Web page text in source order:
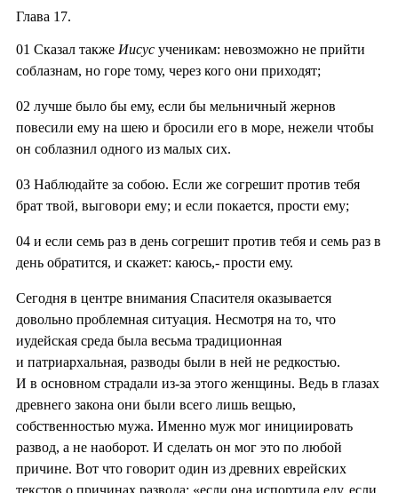
Глава 17.
01 Сказал также Иисус ученикам: невозможно не прийти
соблазнам, но горе тому, через кого они приходят;
02 лучше было бы ему, если бы мельничный жернов
повесили ему на шею и бросили его в море, нежели чтобы
он соблазнил одного из малых сих.
03 Наблюдайте за собою. Если же согрешит против тебя
брат твой, выговори ему; и если покается, прости ему;
04 и если семь раз в день согрешит против тебя и семь раз в
день обратится, и скажет: каюсь,- прости ему.
Сегодня в центре внимания Спасителя оказывается
довольно проблемная ситуация. Несмотря на то, что
иудейская среда была весьма традиционная
и патриархальная, разводы были в ней не редкостью.
И в основном страдали из-за этого женщины. Ведь в глазах
древнего закона они были всего лишь вещью,
собственностью мужа. Именно муж мог инициировать
развод, а не наоборот. И сделать он мог это по любой
причине. Вот что говорит один из древних еврейских